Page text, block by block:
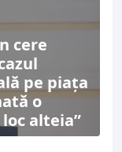
cere
pe piața
o
alteia”